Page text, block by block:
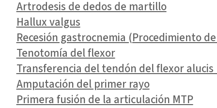
Artrodesis de dedos de martillo
Hallux valgus
Recesión gastrocnemia (Procedimiento
Tenotomía del flexor
Transferencia del tendón del flexor
Amputación del primer rayo
Primera fusión de la articulación MTP